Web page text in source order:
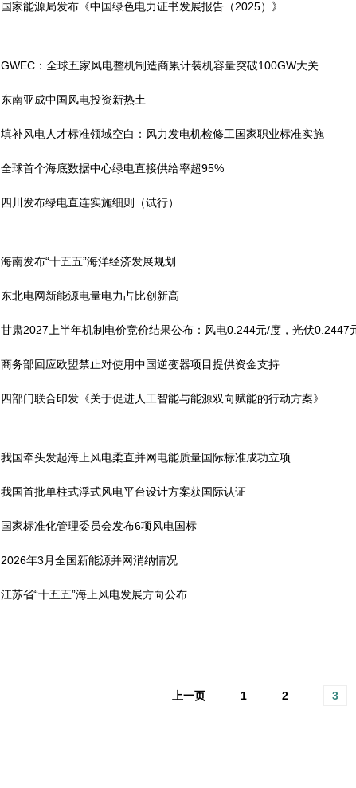
国家能源局发布《中国绿色电力证书发展报告（2025）》
GWEC：全球五家风电整机制造商累计装机容量突破100GW大关
东南亚成中国风电投资新热土
填补风电人才标准领域空白：风力发电机检修工国家职业标准实施
全球首个海底数据中心绿电直接供给率超95%
四川发布绿电直连实施细则（试行）
海南发布“十五五”海洋经济发展规划
东北电网新能源电量电力占比创新高
甘肃2027上半年机制电价竞价结果公布：风电0.244元/度，光伏0.2447
商务部回应欧盟禁止对使用中国逆变器项目提供资金支持
四部门联合印发《关于促进人工智能与能源双向赋能的行动方案》
我国牵头发起海上风电柔直并网电能质量国际标准成功立项
我国首批单柱式浮式风电平台设计方案获国际认证
国家标准化管理委员会发布6项风电国标
2026年3月全国新能源并网消纳情况
江苏省“十五五”海上风电发展方向公布
上一页 1 2 3